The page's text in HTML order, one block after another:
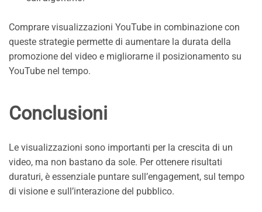
Comprare visualizzazioni YouTube in combinazione con
queste strategie permette di aumentare la durata della
promozione del video e migliorarne il posizionamento su
YouTube nel tempo.
Conclusioni
Le visualizzazioni sono importanti per la crescita di un
video, ma non bastano da sole. Per ottenere risultati
duraturi, è essenziale puntare sull’engagement, sul tempo
di visione e sull’interazione del pubblico.